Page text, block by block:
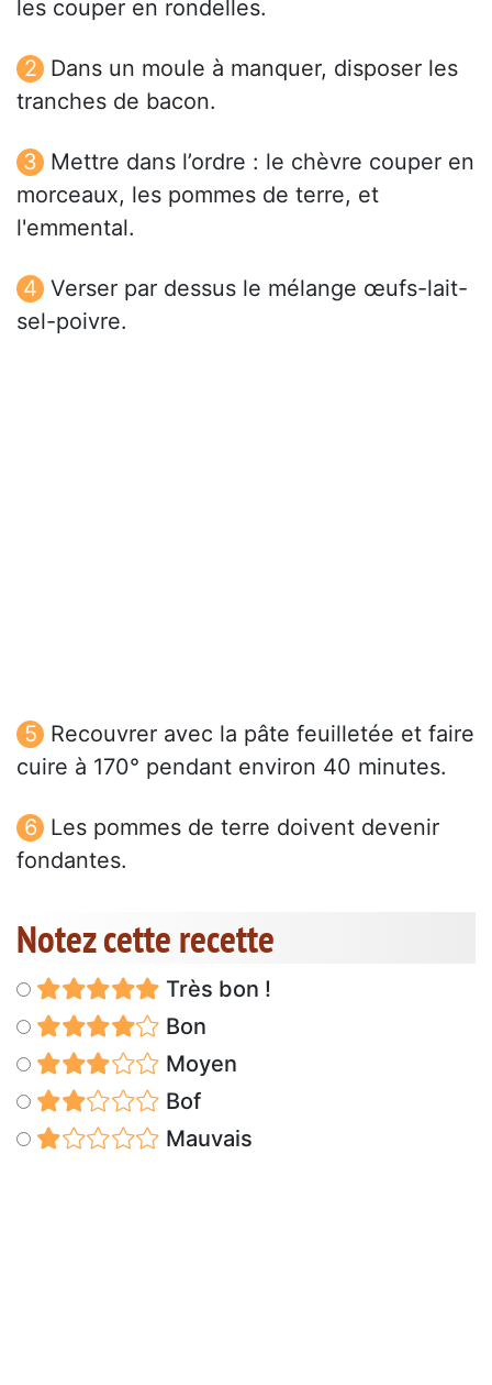
les couper en rondelles.
Dans un moule à manquer, disposer les
tranches de bacon.
Mettre dans l’ordre : le chèvre couper en
morceaux, les pommes de terre, et
l'emmental.
Verser par dessus le mélange œufs-lait-
sel-poivre.
Recouvrer avec la pâte feuilletée et faire
cuire à 170° pendant environ 40 minutes.
Les pommes de terre doivent devenir
fondantes.
Notez cette recette
Très bon !
Bon
Moyen
Bof
Mauvais